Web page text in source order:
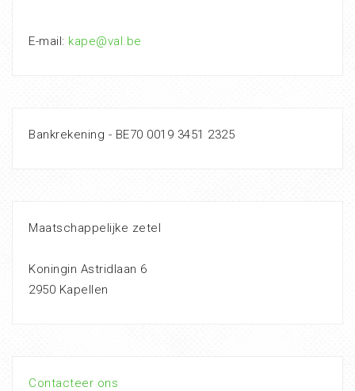
E-mail: kape@val.be
Bankrekening - BE70 0019 3451 2325
Maatschappelijke zetel
Koningin Astridlaan 6
2950 Kapellen
Contacteer ons